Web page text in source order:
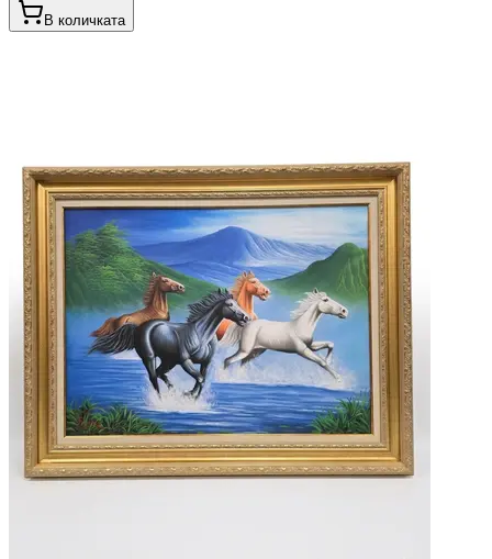
В количката